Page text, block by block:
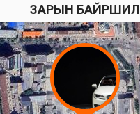
ЗАРЫН БАЙРШИЛ